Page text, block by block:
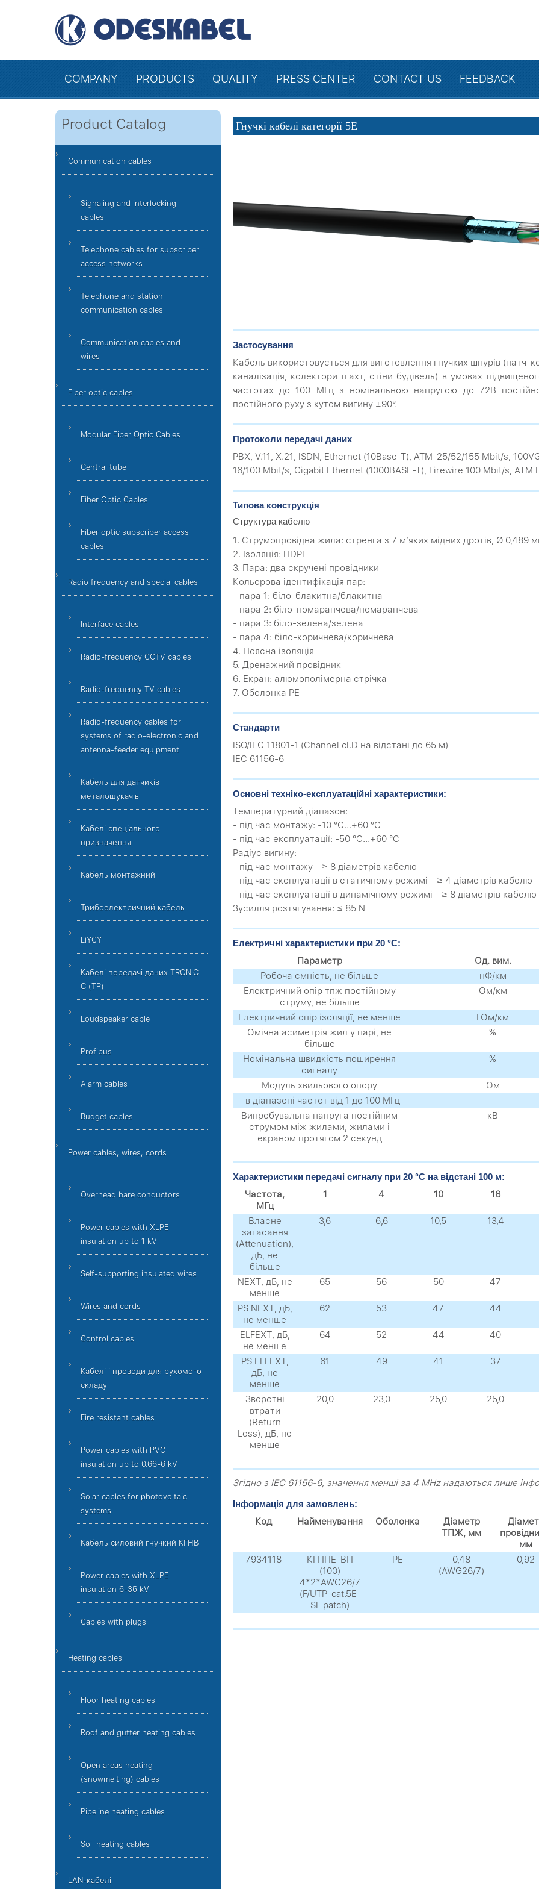
COMPANY PRODUCTS QUALITY PRESS CENTER CONTACT US FEEDBACK
Product Catalog
Communication cables
Signaling and interlocking
cables
Telephone cables for subscriber
access networks
Telephone and station
communication cables
Communication cables and
wires
Fiber optic cables
Modular Fiber Optic Cables
Central tube
Fiber Optic Cables
Fiber optic subscriber access
cables
Radio frequency and special cables
Interface cables
Radio-frequency CCTV cables
Radio-frequency TV cables
Radio-frequency cables for
systems of radio-electronic and
antenna-feeder equipment
Кабель для датчиків
металошукачів
Кабелі спеціального
призначення
Кабель монтажний
Трибоелектричний кабель
LiYCY
Кабелі передачі даних TRONIC
C (TP)
Loudspeaker cable
Profibus
Alarm cables
Budget cables
Power cables, wires, cords
Overhead bare conductors
Power cables with XLPE
insulation up to 1 kV
Self-supporting insulated wires
Wires and cords
Control cables
Кабелі і проводи для рухомого
складу
Fire resistant cables
Power cables with PVC
insulation up to 0.66-6 kV
Solar cables for photovoltaic
systems
Кабель силовий гнучкий КГНВ
Power cables with XLPE
insulation 6-35 kV
Cables with plugs
Heating cables
Floor heating cables
Roof and gutter heating cables
Open areas heating
(snowmelting) cables
Pipeline heating cables
Soil heating cables
LAN-кабелі
Гнучкі кабелі категорії 5Е
Застосування
Кабель використовується для виготовлення гнучких шнурів (патч-
каналізація, колектори шахт, стіни будівель) в умовах
частотах до 100 МГц з номінальною напругою до 72В
постійного руху з кутом вигину ±90°.
Протоколи передачі даних
PBX, V.11, X.21, ISDN, Ethernet (10Base-T), ATM-25/52/155 Mbit/s,
16/100 Mbit/s, Gigabit Ethernet (1000BASE-T), Firewire 100 Mbit/s, ATM
Типова конструкція
Структура кабелю
1. Струмопровідна жила: стренга з 7 м’яких мідних дротів, Ø 0,489
2. Ізоляція: HDPE
3. Пара: два скручені провідники
Кольорова ідентифікація пар:
- пара 1: біло-блакитна/блакитна
- пара 2: біло-помаранчева/помаранчева
- пара 3: біло-зелена/зелена
- пара 4: біло-коричнева/коричнева
4. Поясна ізоляція
5. Дренажний провідник
6. Екран: алюмополімерна стрічка
7. Оболонка PЕ
Стандарти
ISO/IEC 11801-1 (Channel cl.D на відстані до 65 м)
IEC 61156-6
Основні техніко-експлуатаційні характеристики:
Температурний діапазон:
- під час монтажу: -10 °C...+60 °C
- під час експлуатації: -50 °C...+60 °C
Радіус вигину:
- під час монтажу - ≥ 8 діаметрів кабелю
- під час експлуатації в статичному режимі - ≥ 4 діаметрів кабелю
- під час експлуатації в динамічному режимі - ≥ 8 діаметрів кабелю
Зусилля розтягування: ≤ 85 N
Електричні характеристики при 20 °C:
Параметр Од. вим.
Робоча ємність, не більше
нФ/км
Електричний опір тпж постійному
струму, не більше
Ом/км
Електричний опір ізоляції, не менше ГОм/км
Омічна асиметрія жил у парі, не
більше
%
Номінальна швидкість поширення
сигналу
%
Модуль хвильового опору
Ом
- в діапазоні частот від 1 до 100 МГц
Випробувальна напруга постійним
струмом між жилами, жилами і
екраном протягом 2 секунд
кВ
Характеристики передачі сигналу при 20 °C на відстані 100 м:
Частота,
МГц
1 4 10 16
Власне
загасання
(Attenuation),
дБ, не
більше
3,6 6,6 10,5 13,4
NEXТ, дБ, не
менше
65 56 50 47
PS NEXТ, дБ,
не менше
62 53 47 44
ELFEXТ, дБ,
не менше
64 52 44 40
PS ELFEXТ,
дБ, не
менше
61 49 41 37
Зворотні
втрати
(Return
Loss), дБ, не
менше
20,0 23,0 25,0 25,0
Згідно з IEC 61156-6, значення менші за 4 MHz надаються лише
Інформація для замовлень:
Код Найменування Оболонка
Діаметр
ТПЖ, мм
мм
7934118
КГППЕ-ВП
(100)
4*2*AWG26/7
(F/UTP-cat.5E-
SL patch)
PЕ
0,48
(AWG26/7)
0,92